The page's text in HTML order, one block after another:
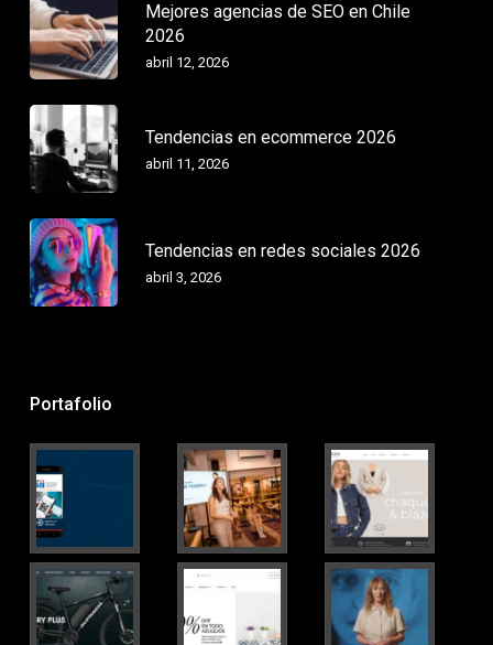
Mejores agencias de SEO en Chile
2026
abril 12, 2026
Tendencias en ecommerce 2026
abril 11, 2026
Tendencias en redes sociales 2026
abril 3, 2026
Portafolio